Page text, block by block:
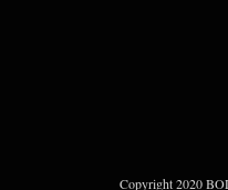
Copyright 2020